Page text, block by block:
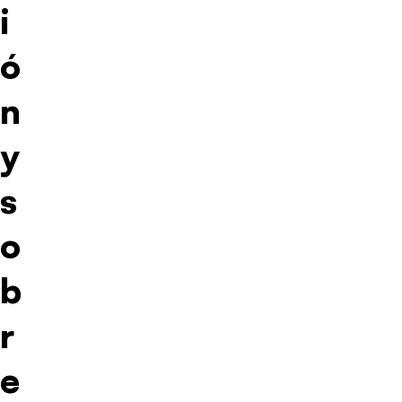
i
ó
n
y
s
o
b
r
e